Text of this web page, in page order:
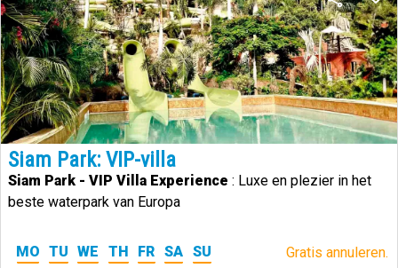
Siam Park: VIP-villa
Siam Park - VIP Villa Experience : Luxe en plezier in het
beste waterpark van Europa
MO TU WE TH FR SA SU Gratis annuleren.